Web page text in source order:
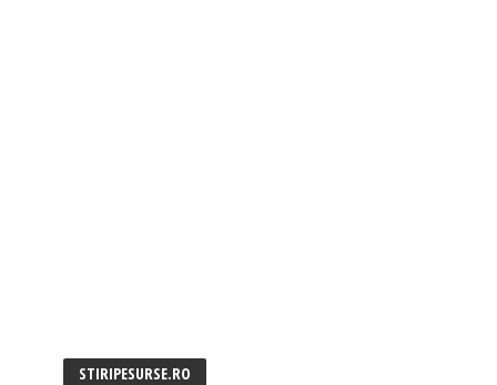
STIRIPESURSE.RO